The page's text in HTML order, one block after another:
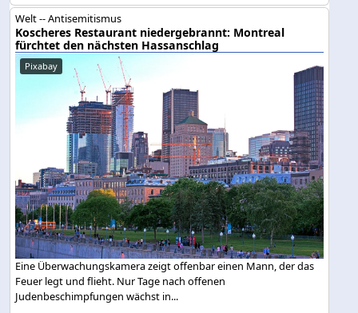
Welt -- Antisemitismus
Koscheres Restaurant niedergebrannt: Montreal
fürchtet den nächsten Hassanschlag
Pixabay
Eine Überwachungskamera zeigt offenbar einen Mann, der das
Feuer legt und flieht. Nur Tage nach offenen
Judenbeschimpfungen wächst in...